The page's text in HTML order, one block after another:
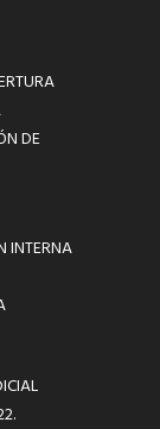
DE
INTERNA